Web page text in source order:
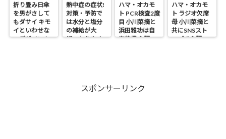
折り畳み日傘
を男がさして
もダサイ キモ
イといわせな
いデザイン！
熱中症の症状!
対策・予防で
は水分と塩分
の補給が大
切・なりやす
ハマ・オカモ
ト PCR検査2度
目 小川菜摘と
浜田雅功は自
宅待機 心配の
ハマ・オカモ
ト ラジオ欠席
母 小川菜摘と
共にSNSスト
ップで心配の
スポンサーリンク